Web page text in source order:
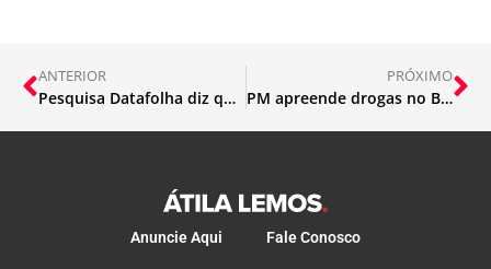
ANTERIOR
Pesquisa Datafolha diz que 35% se declaram de direita e 22% de esquerda
PRÓXIMO
PM apreende drogas no Bela Vista
Anuncie Aqui Fale Conosco